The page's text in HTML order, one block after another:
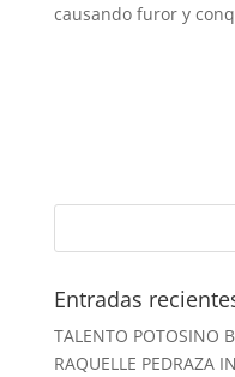
causando furor y
Entradas
TALENTO POTOSINO
RAQUELLE PEDRAZA